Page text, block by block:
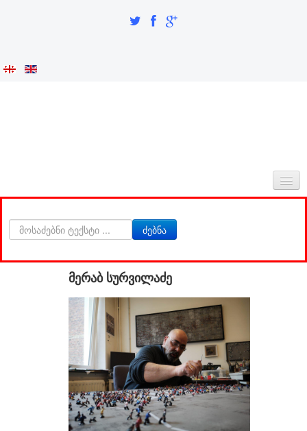
ᲩᲕᲔᲜᲡ ᲨᲔᲡᲐᲮᲔᲑ
აბაზაძე ნიკო
ალექსი-მესხიშვილი ქეთუთა
ამაშუკელი გუჯი
ძებნა
მერაბ სურვილაძე